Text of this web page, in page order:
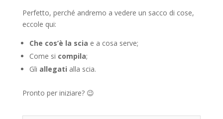
Perfetto, perché andremo a vedere un sacco di cose,
eccole qui:
Che cos’è la scia e a cosa serve;
Come si compila;
Gli allegati alla scia.
Pronto per iniziare? 😉